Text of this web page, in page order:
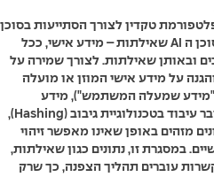
טקדין לצורך הסתייעות בסוכן
AI או אם תשאל את סוכן ה AI שאילתות – מידע אישי, ככל
ובאותן שאילתות. לצורך שמירה על
על מידע אישי המוזן או מועלה
שמעלה המשתמש"), מידע
שמעלה המשתמש עובר עיבוד בטכנולוגיית גיבוב (Hashing),
מזהים באופן שאינו מאפשר זיהוי
במסגרת זו, נתונים כגון שאילתות,
עוברים תהליך הצפנה, כך שרק